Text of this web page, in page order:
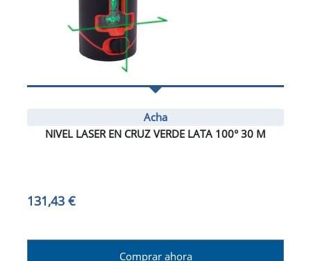
Acha
NIVEL LASER EN CRUZ VERDE LATA 100° 30 M
131,43 €
Comprar ahora